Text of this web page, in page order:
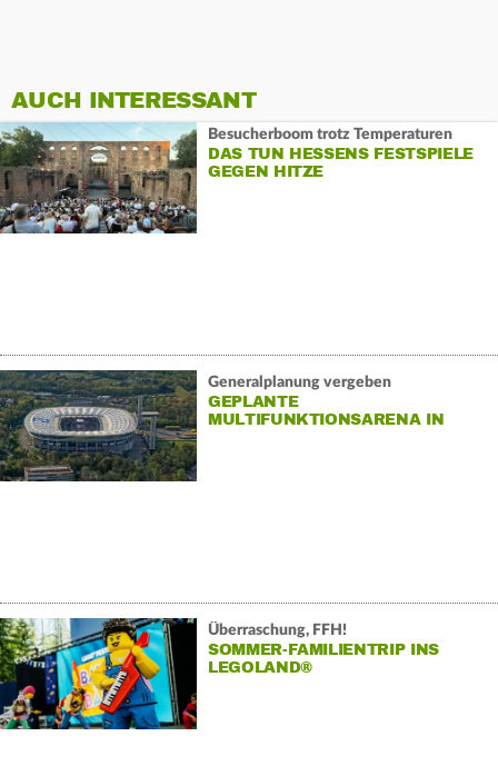
AUCH INTERESSANT
Besucherboom trotz Temperaturen
DAS TUN HESSENS FESTSPIELE
GEGEN HITZE
Generalplanung vergeben
GEPLANTE
MULTIFUNKTIONSARENA IN
Überraschung, FFH!
SOMMER-FAMILIENTRIP INS
LEGOLAND®